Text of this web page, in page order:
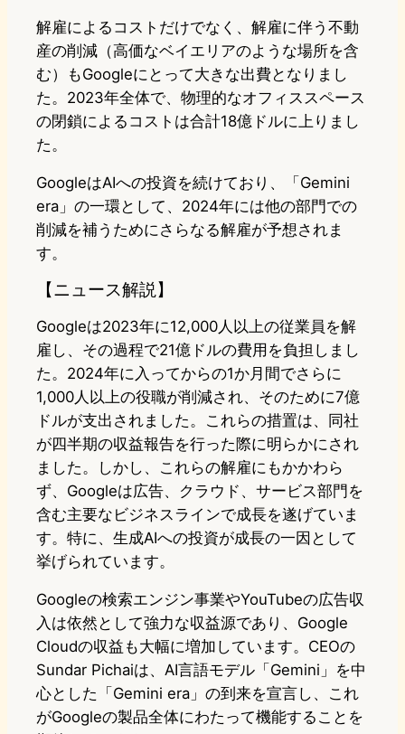
解雇によるコストだけでなく、解雇に伴う不動
産の削減（高価なベイエリアのような場所を含
む）もGoogleにとって大きな出費となりまし
た。2023年全体で、物理的なオフィススペース
の閉鎖によるコストは合計18億ドルに上りまし
た。
GoogleはAIへの投資を続けており、「Gemini
era」の一環として、2024年には他の部門での
削減を補うためにさらなる解雇が予想されま
す。
【ニュース解説】
Googleは2023年に12,000人以上の従業員を解
雇し、その過程で21億ドルの費用を負担しまし
た。2024年に入ってからの1か月間でさらに
1,000人以上の役職が削減され、そのために7億
ドルが支出されました。これらの措置は、同社
が四半期の収益報告を行った際に明らかにされ
ました。しかし、これらの解雇にもかかわら
ず、Googleは広告、クラウド、サービス部門を
含む主要なビジネスラインで成長を遂げていま
す。特に、生成AIへの投資が成長の一因として
挙げられています。
Googleの検索エンジン事業やYouTubeの広告収
入は依然として強力な収益源であり、Google
Cloudの収益も大幅に増加しています。CEOの
Sundar Pichaiは、AI言語モデル「Gemini」を中
心とした「Gemini era」の到来を宣言し、これ
がGoogleの製品全体にわたって機能することを